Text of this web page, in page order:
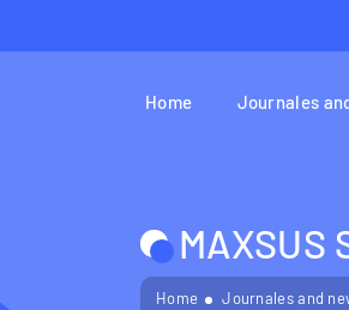
Home Journales
MAXSUS
Home Journales and